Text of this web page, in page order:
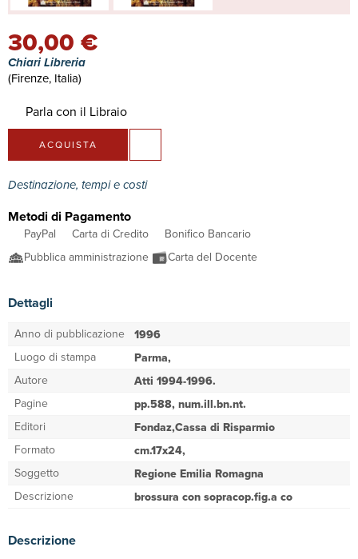
30,00 €
Chiari Libreria
(Firenze, Italia)
Parla con il Libraio
ACQUISTA
Destinazione, tempi e costi
Metodi di Pagamento
PayPal Carta di Credito
Bonifico Bancario
Pubblica amministrazione
Carta del Docente
Dettagli
Anno di pubblicazione 1996
Luogo di stampa Parma,
Autore Atti 1994-1996.
Pagine pp.588, num.ill.bn.nt.
Editori Fondaz,Cassa di Risparmio
Formato cm.17x24,
Soggetto Regione Emilia Romagna
Descrizione brossura con sopracop.fig.a co
Descrizione